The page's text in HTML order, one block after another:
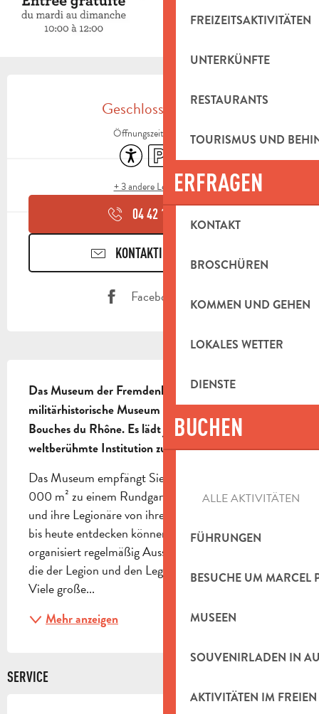
FREIZEITSAKTIVITÄTEN
UNTERKÜNFTE
RESTAURANTS
TOURISMUS UND
ERFRAGEN
KONTAKT
BROSCHÜREN
KOMMEN UND GEHEN
LOKALES WETTER
DIENSTE
BUCHEN
ALLE AKTIVITÄTEN
FÜHRUNGEN
BESUCHE UM MARCEL
MUSEEN
SOUVENIRLADEN IN
AKTIVITÄTEN IM FREIEN
ÖFFNUNGSZEITEN &
Geschlossen heute
Öffnungszeiten ansehen
Zugänglichkeit
Parkplatz
+ 3 andere Leistung(en)
04 42 18 10
KONTAKTIEREN SIE UNS
Facebook Seite
Das Museum der Fremdenlegion ist das einzige
militärhistorische Museum im Departement
Bouches du Rhône. Es lädt jeden ein, diese
weltberühmte Institution zu entdecken.
Das Museum empfängt Sie auf einer Fläche von 2
000 m² zu einem Rundgang, auf dem Sie die Legion
und ihre Legionäre von ihrer Gründung im Jahr 1831
bis heute entdecken können. Das Museum
organisiert regelmäßig Ausstellungen mit Werken,
die der Legion und den Legionären gewidmet sind.
Viele große...
Mehr anzeigen
SERVICE